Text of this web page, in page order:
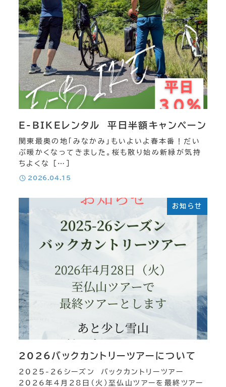
パックラフト ダウンリバー
絶景カヌー
トレッキング 登山
バックカントリー
スノートレッキング
雪崩講習会
チームビルディング
OneDrop+Store
E-BIKEレンタル 平日半額キャンペーン
関東最奥の地「みなかみ」もいよいよ春本番！だい
ぶ暖かくなってきました。桜も散り始め新緑が気持
ちよくな […]
投稿日
2026.04.15
お知らせ
2026バックカントリーツアーについて
2025-26シーズン バックカントリーツアー
2026年4月28日（火）至仏山ツアーを最終ツアー